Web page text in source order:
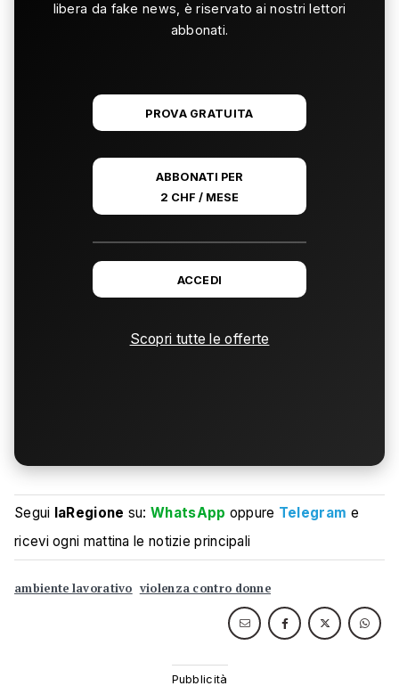
libera da fake news, è riservato ai nostri lettori
abbonati.
PROVA GRATUITA
ABBONATI PER
2 CHF / MESE
ACCEDI
Scopri tutte le offerte
Segui laRegione su:WhatsApp oppure Telegram e
ricevi ogni mattina le notizie principali
ambiente lavorativo violenza contro donne